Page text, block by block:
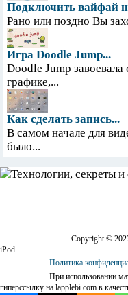
Подключить вайфай
Рано или поздно Вы
Игра Doodle Jump...
Doodle Jump
графике,...
Как сделать запись...
В самом начале для
было...
Copyright ©
iPod
Политика
При использовании
гиперссылку на lapplebi.com в